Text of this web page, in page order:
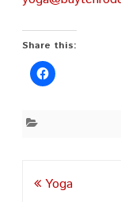
Share this:
Post
Yoga